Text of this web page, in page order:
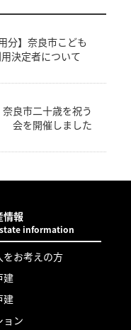
分】奈良市こども
決定者について
良市二十歳を祝う
会を開催しました
情報
information
をお考えの方
建
建
ョン